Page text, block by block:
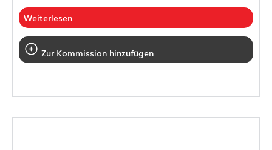
Weiterlesen
Zur Kommission hinzufügen